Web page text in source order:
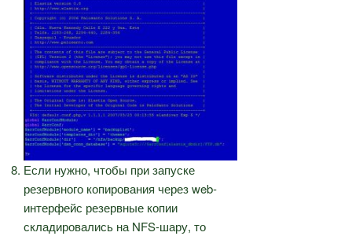
Если нужно, чтобы при запуске
резервного копирования через web-
интерфейс резервные копии
складировались на NFS-шару, то